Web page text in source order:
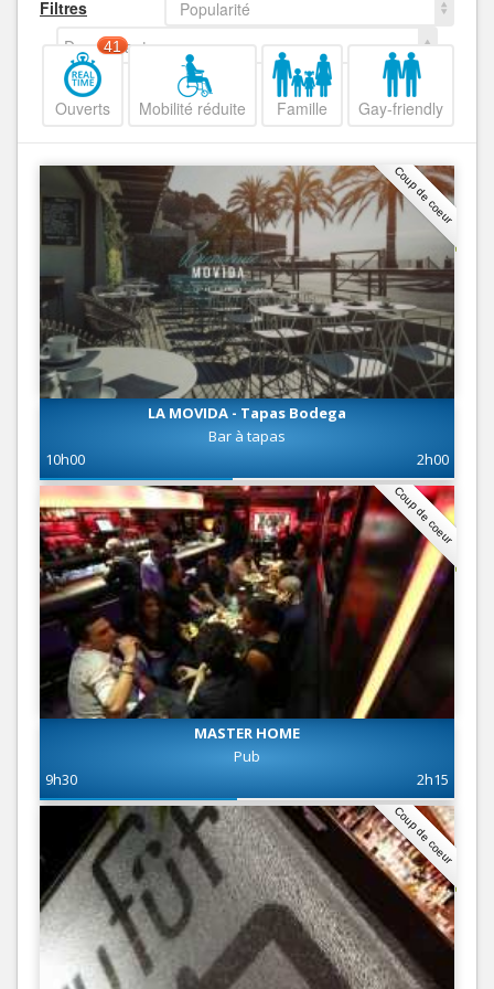
Filtres
Popularité
Decroissant
Ouverts
41
Mobilité réduite Famille Gay-friendly
Coup de coeur
LA MOVIDA - Tapas Bodega
Bar à tapas
10h00
2h00
Coup de coeur
MASTER HOME
Pub
9h30
2h15
Coup de coeur